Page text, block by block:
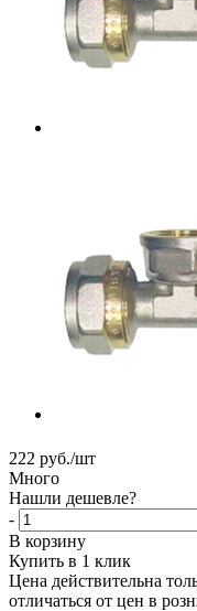
222 руб./шт
Много
Нашли дешевле?
-
В корзину
Купить в 1 клик
Цена действительна
отличаться от цен в